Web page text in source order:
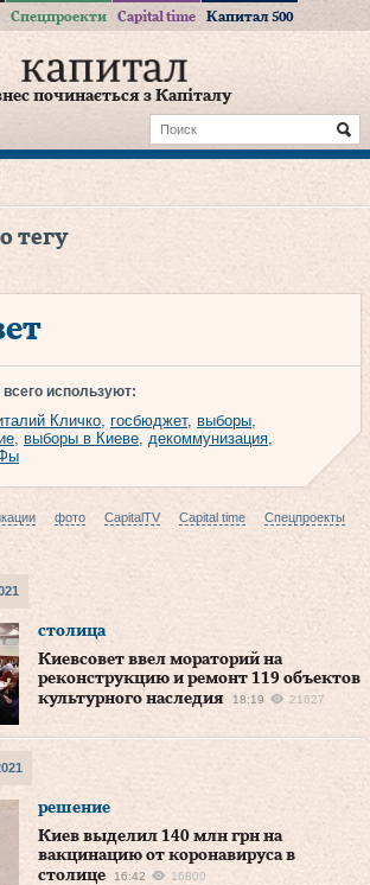
Спецпроекти Capital time Капитал 500
починається з Капіталу
тегу
используют:
Кличко, госбюджет, выборы,
, выборы в Киеве, декоммунизация,
фото CapitalTV Capital time
Спецпроекты
столица
Киевсовет ввел мораторий на
реконструкцию и ремонт 119 объектов
культурного наследия
18:19 21627
решение
Киев выделил 140 млн грн на
вакцинацию от коронавируса в
столице
16:42 16800